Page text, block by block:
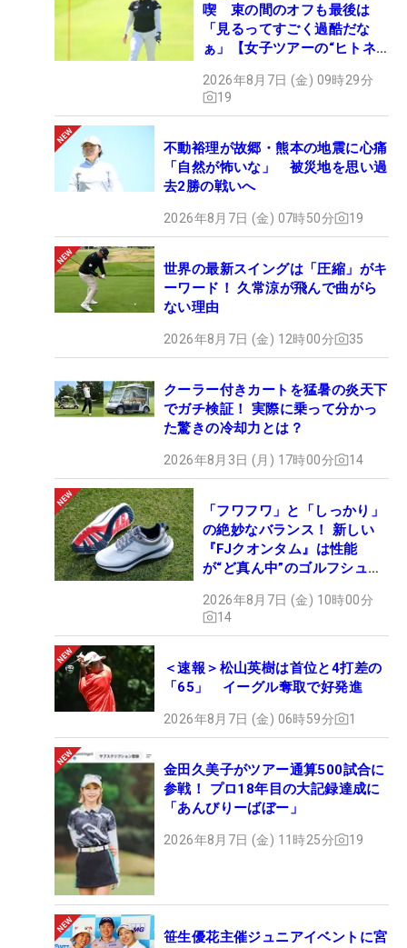
喫 束の間のオフも最後は
「見るってすごく過酷だな
ぁ」【女子ツアーの“ヒトネ
2026年8月7日 (金) 09時29分
19
不動裕理が故郷・熊本の地震に心痛
「自然が怖いな」 被災地を思い過
去2勝の戦いへ
2026年8月7日 (金) 07時50分 19
世界の最新スイングは「圧縮」がキ
ーワード！ 久常涼が飛んで曲がら
ない理由
2026年8月7日 (金) 12時00分 35
クーラー付きカートを猛暑の炎天下
でガチ検証！ 実際に乗って分かっ
た驚きの冷却力とは？
2026年8月3日 (月) 17時00分 14
「フワフワ」と「しっかり」
の絶妙なバランス！ 新しい
『FJクオンタム』は性能
が“ど真ん中”のゴルフシュー
2026年8月7日 (金) 10時00分
14
＜速報＞松山英樹は首位と4打差の
「65」 イーグル奪取で好発進
2026年8月7日 (金) 06時59分 1
金田久美子がツアー通算500試合に
参戦！ プロ18年目の大記録達成に
「あんびりーばぼー」
2026年8月7日 (金) 11時25分 19
笹生優花主催ジュニアイベントに宮